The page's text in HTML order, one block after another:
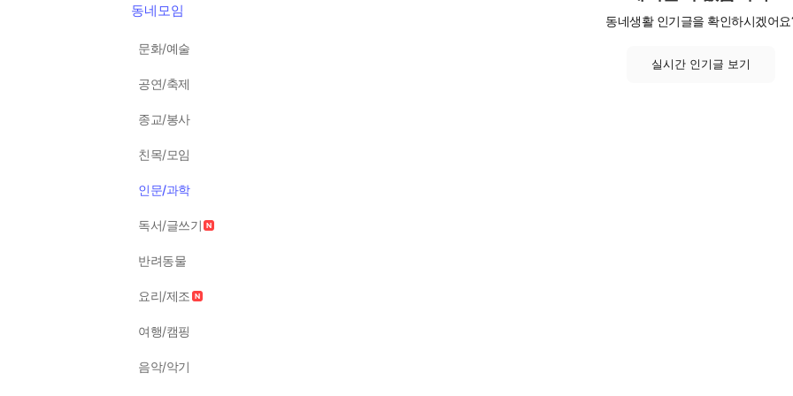
동네모임
문화/예술
공연/축제
종교/봉사
친목/모임
인문/과학
독서/글쓰기
반려동물
요리/제조
여행/캠핑
음악/악기
동네생활 인기글을 확인하시겠어요
실시간 인기글 보기